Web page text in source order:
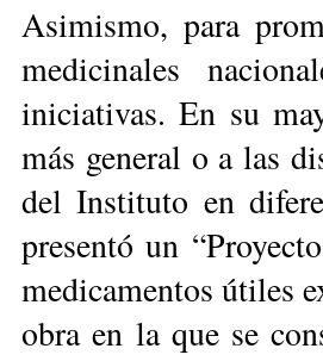
Asimismo, para
medicinales
iniciativas. En su
más general o a las
del Instituto en
presentó un
medicamentos útiles
obra en la que se